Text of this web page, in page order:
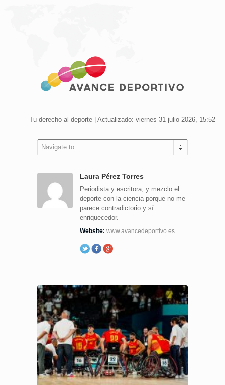
Tu derecho al deporte | Actualizado: viernes 31 julio 2026, 15:52
Navigate to...
Laura Pérez Torres
Periodista y escritora, y mezclo el
deporte con la ciencia porque no me
parece contradictorio y sí
enriquecedor.
Website: www.avancedeportivo.es